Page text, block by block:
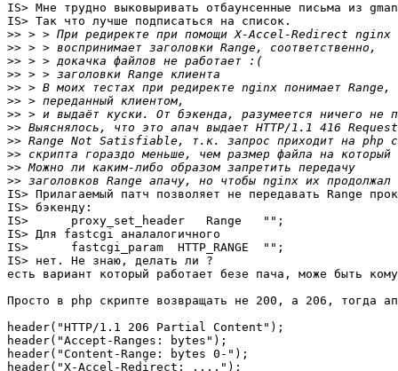
IS> Мне трудно выковыривать отбаунсенные письма из
IS> Так что лучше подписаться на список.
>>
>>
>>
>>
>>
>>
>>
>>
>>
>>
>>
>>
IS> Прилагаемый патч позволяет не передавать Range
IS> бэкенду:
IS>      proxy_set_header   Range   "";
IS> Для fastcgi аналалогичного
IS>      fastcgi_param  HTTP_RANGE  "";
IS> нет. Не знаю, делать ли ?
есть вариант который работает безе пача, може быть
Просто в php скрипте возвращать не 200, а 206, тогда
header("HTTP/1.1 206 Partial Content");
header("Accept-Ranges: bytes");
header("Content-Range: bytes 0-");
header("X-Accel-Redirect: ....");